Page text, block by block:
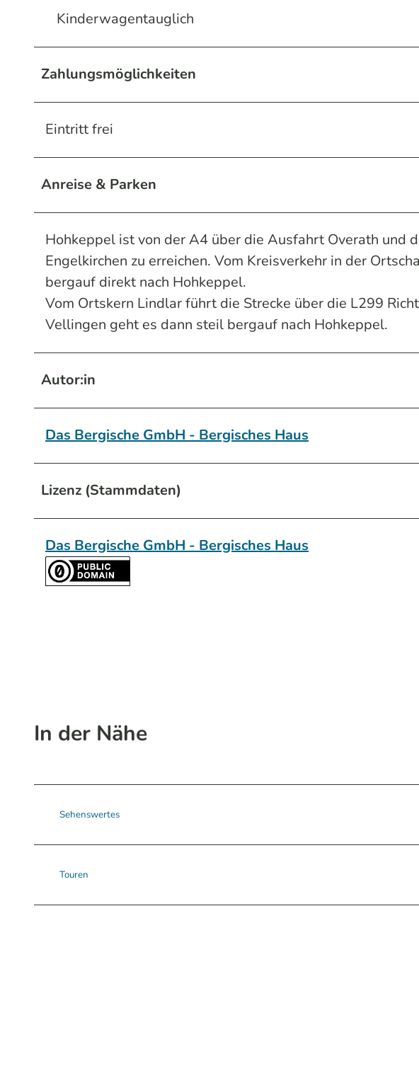
Kinderwagentauglich
Zahlungsmöglichkeiten
Eintritt frei
Anreise & Parken
Hohkeppel ist von der A4 über die Ausfahrt Overath und
Engelkirchen zu erreichen. Vom Kreisverkehr in der
bergauf direkt nach Hohkeppel.
Vom Ortskern Lindlar führt die Strecke über die L299
Vellingen geht es dann steil bergauf nach Hohkeppel.
Autor:in
Das Bergische GmbH - Bergisches Haus
Lizenz (Stammdaten)
Das Bergische GmbH - Bergisches Haus
In der Nähe
Sehenswertes
Touren